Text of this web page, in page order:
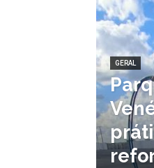
GERAL